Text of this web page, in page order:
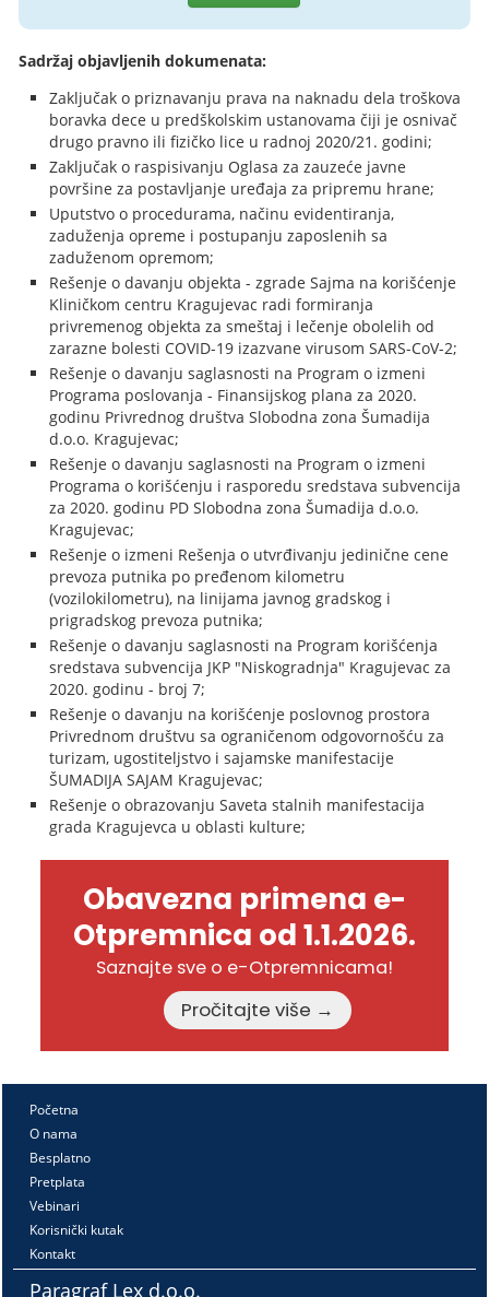
Sadržaj objavljenih dokumenata:
Zaključak o priznavanju prava na naknadu dela troškova
boravka dece u predškolskim ustanovama čiji je osnivač
drugo pravno ili fizičko lice u radnoj 2020/21. godini;
Zaključak o raspisivanju Oglasa za zauzeće javne
površine za postavljanje uređaja za pripremu hrane;
Uputstvo o procedurama, načinu evidentiranja,
zaduženja opreme i postupanju zaposlenih sa
zaduženom opremom;
Rešenje o davanju objekta - zgrade Sajma na korišćenje
Kliničkom centru Kragujevac radi formiranja
privremenog objekta za smeštaj i lečenje obolelih od
zarazne bolesti COVID-19 izazvane virusom SARS-CoV-2;
Rešenje o davanju saglasnosti na Program o izmeni
Programa poslovanja - Finansijskog plana za 2020.
godinu Privrednog društva Slobodna zona Šumadija
d.o.o. Kragujevac;
Rešenje o davanju saglasnosti na Program o izmeni
Programa o korišćenju i rasporedu sredstava subvencija
za 2020. godinu PD Slobodna zona Šumadija d.o.o.
Kragujevac;
Rešenje o izmeni Rešenja o utvrđivanju jedinične cene
prevoza putnika po pređenom kilometru
(vozilokilometru), na linijama javnog gradskog i
prigradskog prevoza putnika;
Rešenje o davanju saglasnosti na Program korišćenja
sredstava subvencija JKP "Niskogradnja" Kragujevac za
2020. godinu - broj 7;
Rešenje o davanju na korišćenje poslovnog prostora
Privrednom društvu sa ograničenom odgovornošću za
turizam, ugostiteljstvo i sajamske manifestacije
ŠUMADIJA SAJAM Kragujevac;
Rešenje o obrazovanju Saveta stalnih manifestacija
grada Kragujevca u oblasti kulture;
Obavezna primena e-
Otpremnica od 1.1.2026.
Saznajte sve o e-Otpremnicama!
Pročitajte više →
Početna
O nama
Besplatno
Pretplata
Vebinari
Korisnički kutak
Kontakt
Paragraf Lex d.o.o.